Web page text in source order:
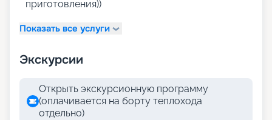
приготовления))
Показать все услуги
Экскурсии
Открыть экскурсионную программу
(оплачивается на борту теплохода
отдельно)